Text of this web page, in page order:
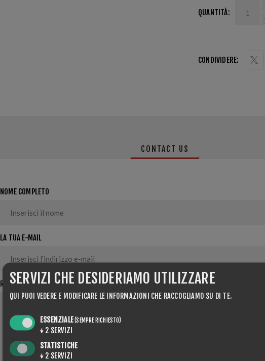
QUANTITÀ:
CONDIVIDERE:
CONTACT US
NOME COMPLETO
LA TUA E-MAIL
RICHIESTA
SERVIZI CHE DESIDERIAMO UTILIZZARE
QUI PUOI VEDERE E MODIFICARE LE INFORMAZIONI CHE RACCOGLIAMO SU DI TE.
ESSENZIALE(SEMPRE RICHIESTO)
↓ 2 SERVIZI
STATISTICHE
↓ 2 SERVIZI